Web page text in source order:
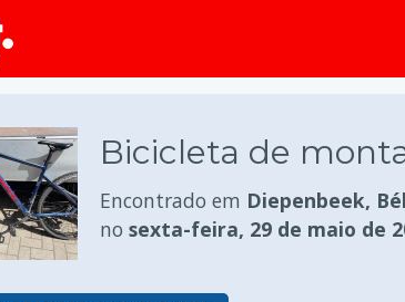
Bicicleta de
Encontrado em Diepenbeek,
no sexta-feira, 29 de maio de